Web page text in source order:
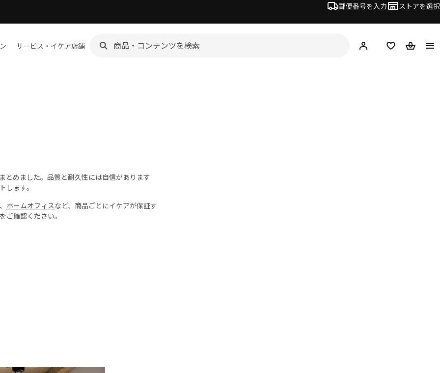
郵便番号を入力 ストアを選択
サービス・イケア店舗 ログイン・新規入会
欲しいものリスト
カート
とめました。品質と耐久性には自信があります
します。
、 ホームオフィスなど、商品ごとにイケアが保証す
ご確認ください。